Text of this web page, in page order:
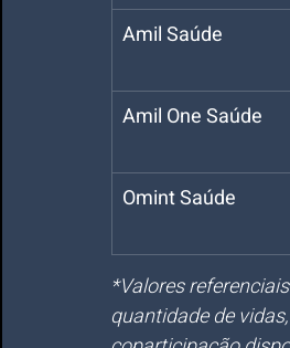
Amil Saúde
Amil One Saúde
Omint Saúde
*Valores
quantidade de